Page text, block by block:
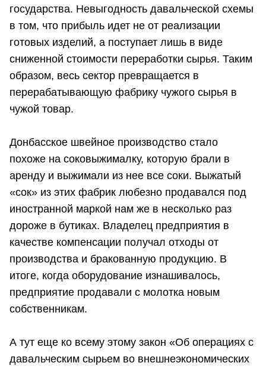
государства. Невыгодность давальческой схемы
в том, что прибыль идет не от реализации
готовых изделий, а поступает лишь в виде
сниженной стоимости переработки сырья. Таким
образом, весь сектор превращается в
перерабатывающую фабрику чужого сырья в
чужой товар.
Донбасское швейное производство стало
похоже на соковыжималку, которую брали в
аренду и выжимали из нее все соки. Выжатый
«сок» из этих фабрик любезно продавался под
иностранной маркой нам же в несколько раз
дороже в бутиках. Владелец предприятия в
качестве компенсации получал отходы от
производства и бракованную продукцию. В
итоге, когда оборудование изнашивалось,
предприятие продавали с молотка новым
собственникам.
А тут еще ко всему этому закон «Об операциях с
давальческим сырьем во внешнеэкономических